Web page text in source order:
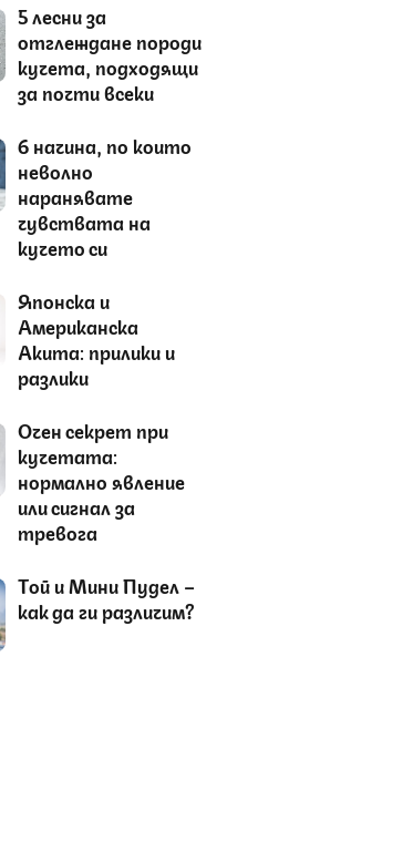
5 лесни за
отглеждане породи
кучета, подходящи
за почти всеки
6 начина, по които
неволно
наранявате
чувствата на
кучето си
Японска и
Американска
Акита: прилики и
разлики
Очен секрет при
кучетата:
нормално явление
или сигнал за
тревога
Tой и Мини Пудел –
как да ги различим?